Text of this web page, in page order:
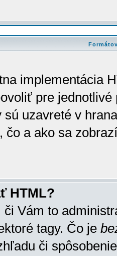
implementácia
pre
uzavreté v
čo a ako sa
HTML?
či Vám to
tagy. Čo je
či